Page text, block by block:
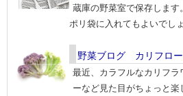
蔵庫の野菜室で保存しま
ポリ袋に入れてもよいでしょ
野菜ブログ カリフロー
最近、カラフルなカリフ
ーなど見た目がちょっと